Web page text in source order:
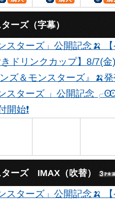
ーズ（字幕）
スターズ」公開記念🍌
ドリンクカップ】8/7(金
ズ＆モンスターズ』🍌
スターズ 」公開記念
開始❗️
ターズ IMAX（吹替）
スターズ」公開記念🍌